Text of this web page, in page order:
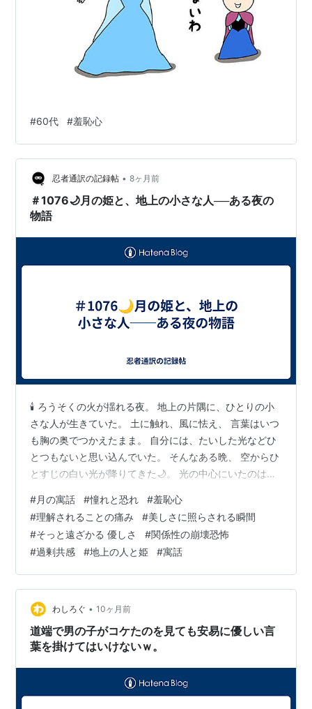
#60代 #羞恥心
忍者通訳の記録帖 • 8ヶ月前
＃1076🌙月の姫と、地上の小さな人──ある夜の
物語
🕯️ ろうそくの火が揺れる夜。 地上の片隅に、ひとりの小
さな人が生きていた。 土に触れ、風に怯え、 言葉はいつ
も胸の奥でつかえたまま。 自分には、たいした光などひ
とつもないと思い込んでいた。 そんなある晩、 空からひ
とすじの白い光が降りてきた🌙。 光の中心にいたのは──
は星屑を静かにたたえている✨。 ただそこに立っている
だけで、 地上の空気がふわりと澄むような人だった。 姫
は、地上の言葉をまだ知らなかった。 けれど、月の住人
はみな、 相手の気持ちの輪郭をすぐに読み取る力を持っ
ている。 それは、呼吸のように自然で、 意識する必要も
ないほど当…
#月の寓話 #憧れと恐れ #羞恥心
#理解されることの痛み #美しさに照らされる瞬間
#そっと遠ざかる 優しさ #関係性の崩壊恐怖
#過剰共感 #地上の人と姫 #寓話
わしろぐ • 10ヶ月前
道端で男の子がコケたのを見ても安易に優しい言
葉を掛けてはいけないｗ。